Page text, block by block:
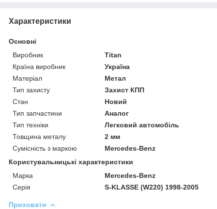
Характеристики
Основні
Виробник
Titan
Країна виробник
Україна
Матеріал
Метал
Тип захисту
Захист КПП
Стан
Новий
Тип запчастини
Аналог
Тип техніки
Легковий автомобіль
Товщина металу
2 мм
Сумісність з маркою
Mercedes-Benz
Користувальницькі характеристики
Марка
Mercedes-Benz
Серія
S-KLASSE (W220) 1998-2005
Приховати